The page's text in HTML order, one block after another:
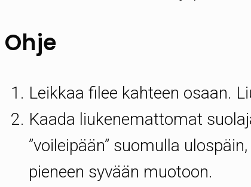
Ohje
Leikkaa filee kahteen osaan.
Kaada liukenemattomat
”voileipään” suomulla
pieneen syvään muotoon.